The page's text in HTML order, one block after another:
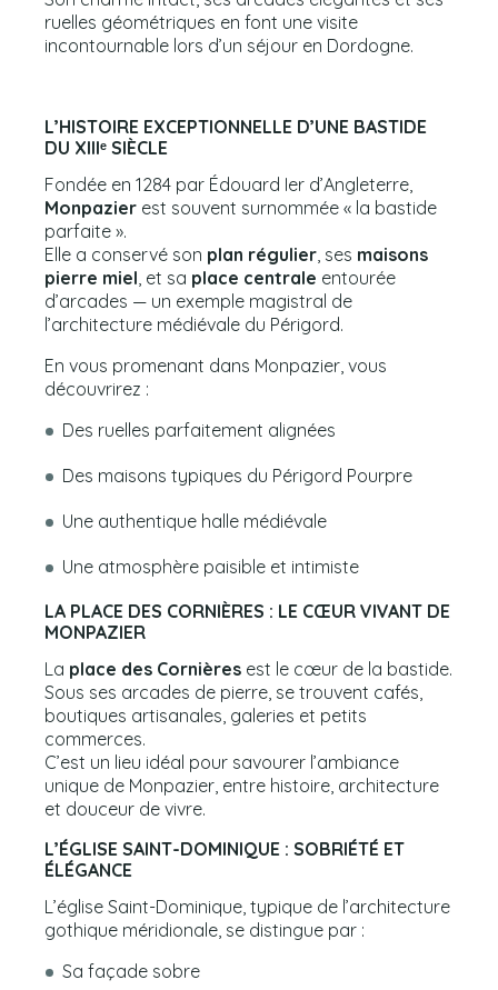
ruelles géométriques en font une visite
incontournable lors d’un séjour en Dordogne.
L’HISTOIRE EXCEPTIONNELLE D’UNE BASTIDE
DU XIIIᵉ SIÈCLE
Fondée en 1284 par Édouard Ier d’Angleterre,
Monpazierest souvent surnommée « la bastide
parfaite ».
Elle a conservé son plan régulier, ses maisons
pierre miel, et sa place centrale entourée
d’arcades — un exemple magistral de
l’architecture médiévale du Périgord.
En vous promenant dans Monpazier, vous
découvrirez :
Des ruelles parfaitement alignées
Des maisons typiques du Périgord Pourpre
Une authentique halle médiévale
Une atmosphère paisible et intimiste
LA PLACE DES CORNIÈRES : LE CŒUR VIVANT DE
MONPAZIER
La place des Cornièresest le cœur de la bastide.
Sous ses arcades de pierre, se trouvent cafés,
boutiques artisanales, galeries et petits
commerces.
C’est un lieu idéal pour savourer l’ambiance
unique de Monpazier, entre histoire, architecture
et douceur de vivre.
L’ÉGLISE SAINT-DOMINIQUE : SOBRIÉTÉ ET
ÉLÉGANCE
L’église Saint-Dominique, typique de l’architecture
gothique méridionale, se distingue par :
Sa façade sobre